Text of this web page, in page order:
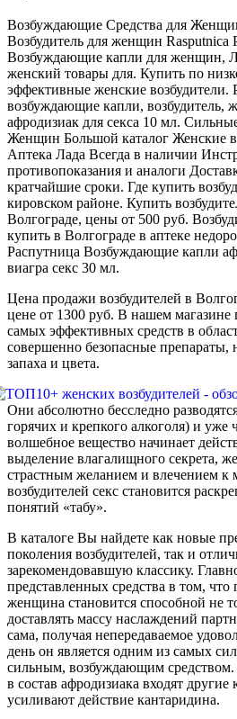
Возбуждающие Средства для
Возбудитель для женщин Rasputnica
Возбуждающие капли для женщин,
женский товары для. Купить по
эффективные женские возбудители.
возбуждающие капли, возбудитель,
афродизиак для секса 10 мл.
Женщин Большой каталог Женские
Аптека Лада Всегда в наличии
противопоказания и аналоги
кратчайшие сроки. Где купить
кировском районе. Купить
Волгограде, цены от 500 руб.
купить в Волгограде в аптеке
Распутница Возбуждающие капли
виагра секс 30 мл.
Цена продажи возбудителей в
цене от 1300 руб. В нашем магазине
самых эффективных средств в
совершенно безопасные
запаха и цвета.
Они абсолютно бесследно
горячих и крепкого алкоголя) и уже
волшебное вещество начинает
выделение влагалищного секрета,
страстным желанием и влечением
возбудителей секс становится
понятий «табу».
В каталоге Вы найдете как новые
поколения возбудителей, так и
зарекомендовавшую классику.
представленных средства в том, что
женщина становится способной не
доставлять массу наслаждений
сама, получая непередаваемое
день он является одним из самых
сильным, возбуждающим средством.
в состав афродизиака входят
усиливают действие кантаридина.